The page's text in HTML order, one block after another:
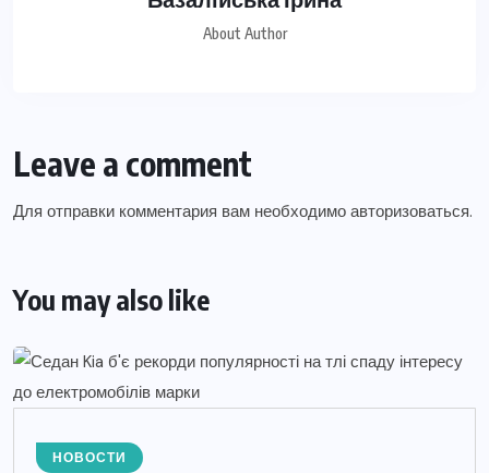
About Author
Leave a comment
Для отправки комментария вам необходимо авторизоваться.
You may also like
НОВОСТИ